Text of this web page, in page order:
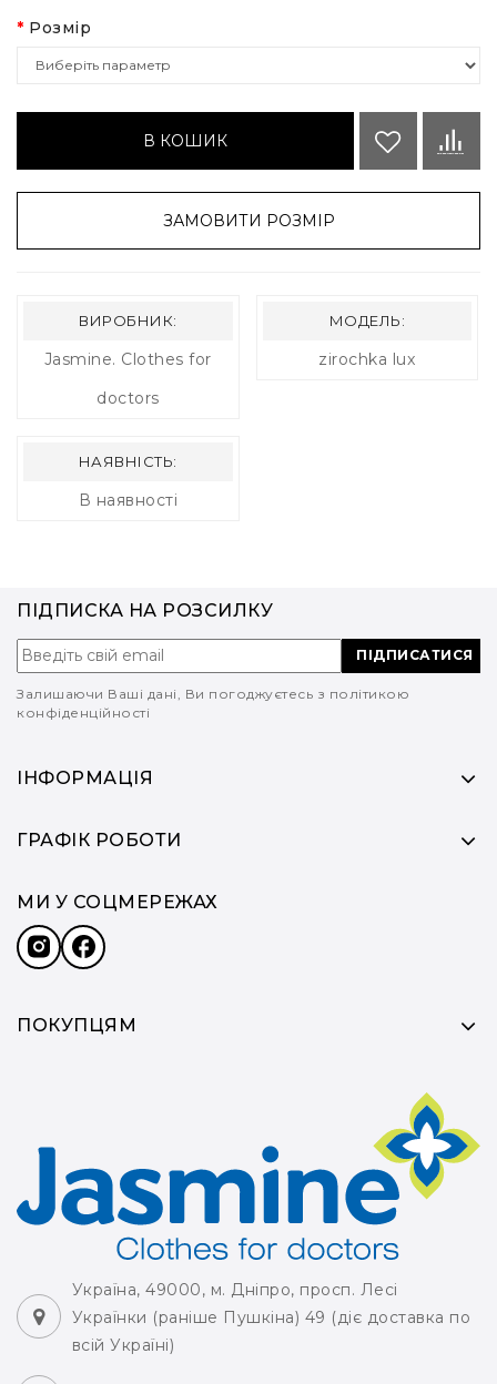
Розмір
В КОШИК
ЗАМОВИТИ РОЗМІР
ВИРОБНИК:
Jasmine. Clothes for
doctors
МОДЕЛЬ:
zirochka lux
НАЯВНІСТЬ:
В наявності
ІНФОРМАЦІЯ
ГРАФІК РОБОТИ
Україна, 49000, м. Дніпро, просп. Лесі
Українки (раніше Пушкіна) 49 (діє доставка по
всій Україні)
ПОКУПЦЯМ
ПІДПИСКА НА РОЗСИЛКУ
ПІДПИСАТИСЯ
Залишаючи Ваші дані, Ви погоджуєтесь з політикою
конфіденційності
МИ У СОЦМЕРЕЖАХ